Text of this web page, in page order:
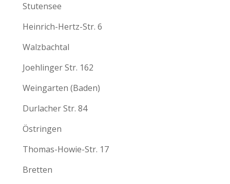
Stutensee
Heinrich-Hertz-Str. 6
Walzbachtal
Joehlinger Str. 162
Weingarten (Baden)
Durlacher Str. 84
Östringen
Thomas-Howie-Str. 17
Bretten